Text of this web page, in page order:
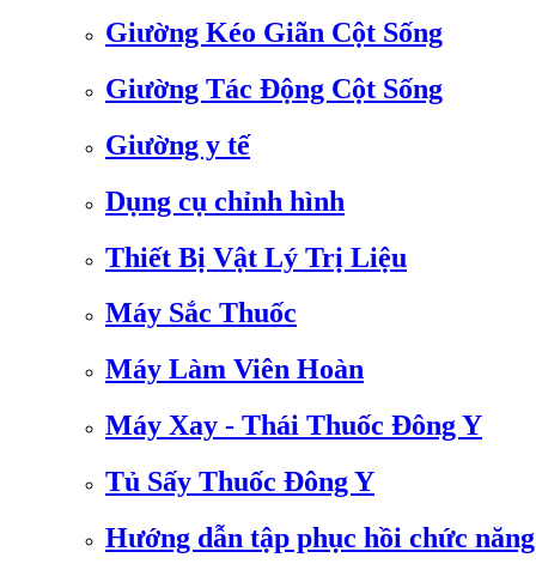
Giường Kéo Giãn Cột Sống
Giường Tác Động Cột Sống
Giường y tế
Dụng cụ chỉnh hình
Thiết Bị Vật Lý Trị Liệu
Máy Sắc Thuốc
Máy Làm Viên Hoàn
Máy Xay - Thái Thuốc Đông Y
Tủ Sấy Thuốc Đông Y
Hướng dẫn tập phục hồi chức năng